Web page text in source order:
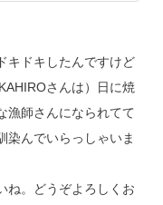
キドキしたんですけど
さんは）日に焼
漁師さんになられてて
染んでいらっしゃいま
ね。どうぞよろしくお